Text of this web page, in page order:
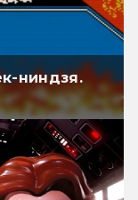
ниндзя.